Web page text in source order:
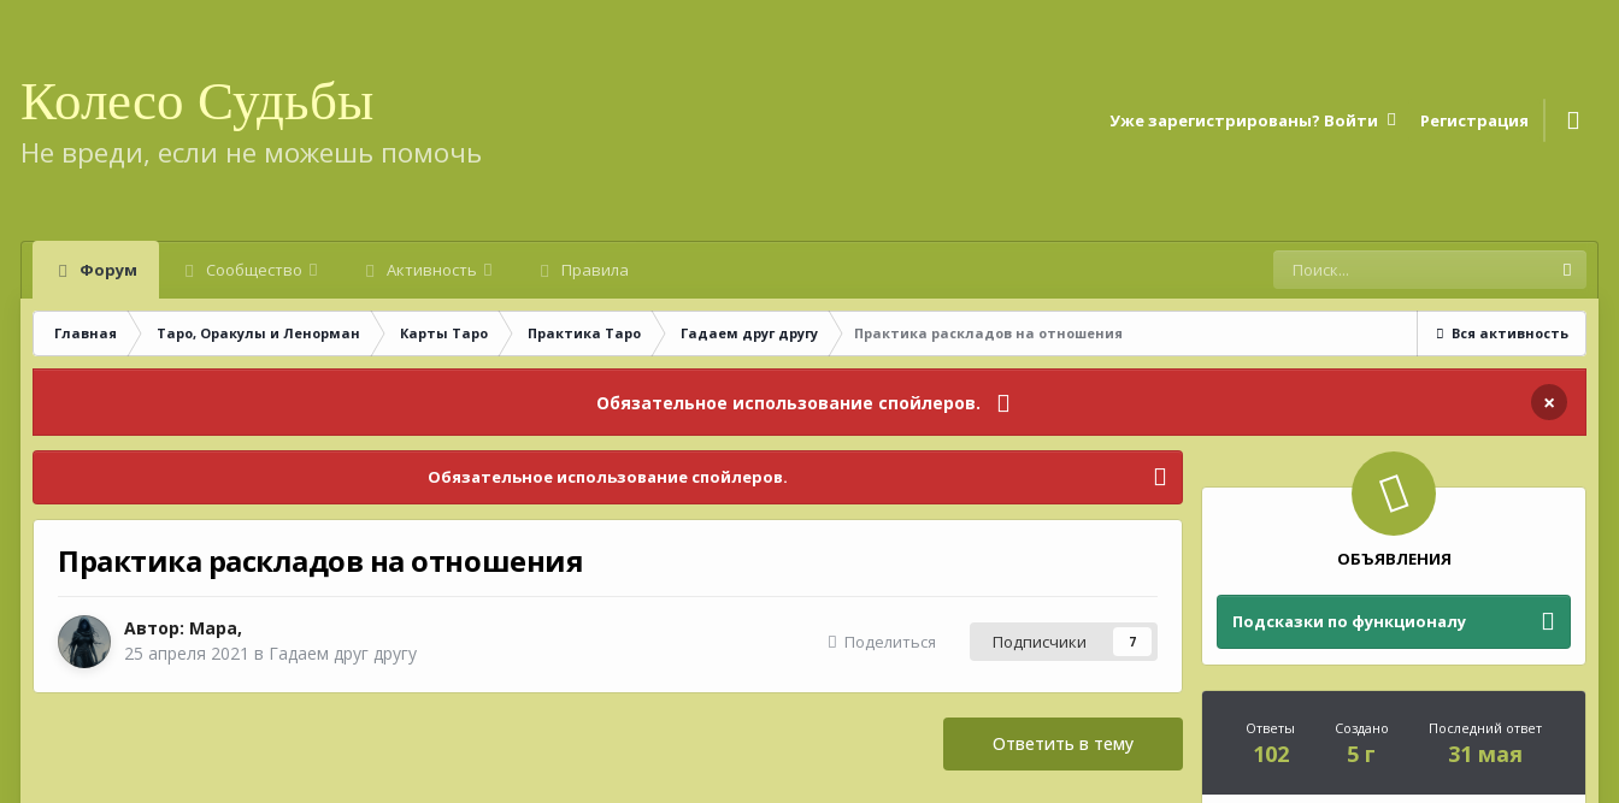
Колесо Судьбы
Не вреди, если не можешь помочь
Уже зарегистрированы? Войти Регистрация
Форум Сообщество Активность Правила
Вся активность
Главная Таро, Оракулы и Ленорман Карты Таро Практика Таро Гадаем друг другу Практика раскладов на отношения
Обязательное использование спойлеров. ×
Обязательное использование спойлеров.
Практика раскладов на отношения
Автор: Мара,
25 апреля 2021 в Гадаем друг другу Поделиться Подписчики 7
Ответить в тему
ОБЪЯВЛЕНИЯ
Подсказки по функционалу
Ответы
102
Создано
5 г
Последний ответ
31 мая